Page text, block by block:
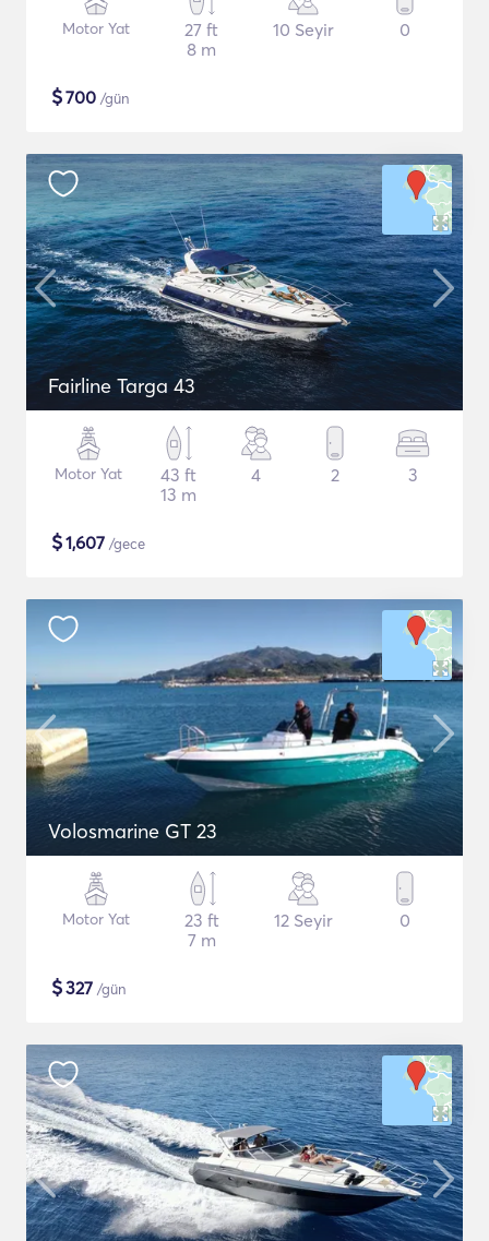
Motor Yat
27 ft
8 m
10 Seyir 0
$700 /gün
Fairline Targa 43
Motor Yat
43 ft
13 m
4 2 3
$1,607 /gece
Volosmarine GT 23
Motor Yat
23 ft
7 m
12 Seyir 0
$327 /gün